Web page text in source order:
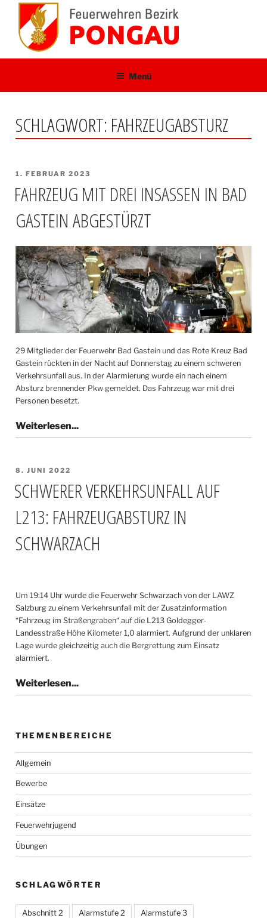
springen
Menü
SCHLAGWORT: FAHRZEUGABSTURZ
VERÖFFENTLICHT
1. FEBRUAR 2023
FAHRZEUG MIT DREI INSASSEN IN BAD
GASTEIN ABGESTÜRZT
29 Mitglieder der Feuerwehr Bad Gastein und das Rote Kreuz Bad
Gastein rückten in der Nacht auf Donnerstag zu einem schweren
Verkehrsunfall aus. In der Alarmierung wurde ein nach einem
Absturz brennender Pkw gemeldet. Das Fahrzeug war mit drei
Personen besetzt.
VERÖFFENTLICHT
8. JUNI 2022
SCHWERER VERKEHRSUNFALL AUF
L213: FAHRZEUGABSTURZ IN
SCHWARZACH
Um 19:14 Uhr wurde die Feuerwehr Schwarzach von der LAWZ
Salzburg zu einem Verkehrsunfall mit der Zusatzinformation
“Fahrzeug im Straßengraben“ auf die L213 Goldegger-
Landesstraße Höhe Kilometer 1,0 alarmiert. Aufgrund der unklaren
Lage wurde gleichzeitig auch die Bergrettung zum Einsatz
alarmiert.
THEMENBEREICHE
Allgemein
Bewerbe
Einsätze
Feuerwehrjugend
Übungen
SCHLAGWÖRTER
Abschnitt 2 Alarmstufe 2 Alarmstufe 3